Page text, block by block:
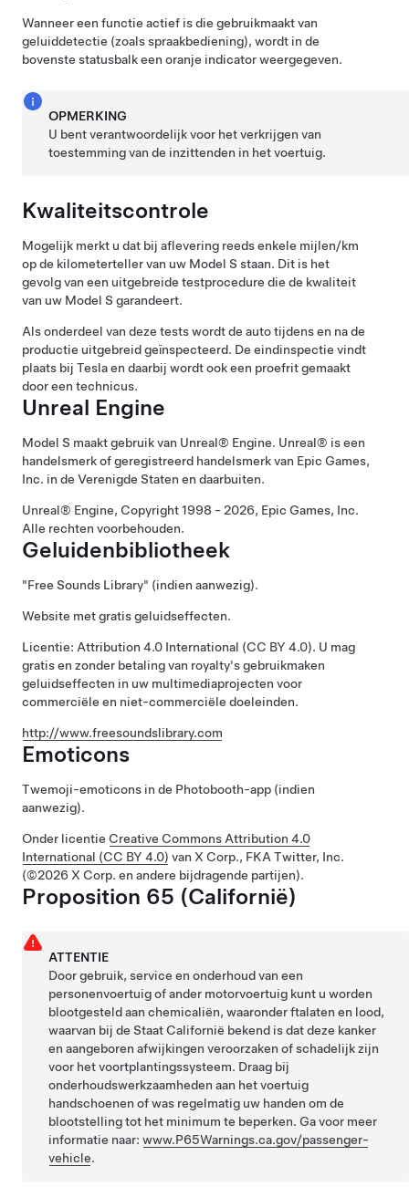
Wanneer een functie actief is die gebruikmaakt van
geluiddetectie (zoals spraakbediening), wordt in de
bovenste statusbalk een oranje indicator weergegeven.
OPMERKING
U bent verantwoordelijk voor het verkrijgen van
toestemming van de inzittenden in het voertuig.
Kwaliteitscontrole
Mogelijk merkt u dat bij aflevering reeds enkele mijlen/km
op de kilometerteller van uw Model S staan. Dit is het
gevolg van een uitgebreide testprocedure die de kwaliteit
van uw Model S garandeert.
Als onderdeel van deze tests wordt de auto tijdens en na de
productie uitgebreid geïnspecteerd. De eindinspectie vindt
plaats bij Tesla en daarbij wordt ook een proefrit gemaakt
door een technicus.
Unreal Engine
Model S maakt gebruik van Unreal® Engine. Unreal® is een
handelsmerk of geregistreerd handelsmerk van Epic Games,
Inc. in de Verenigde Staten en daarbuiten.
Unreal® Engine, Copyright 1998 - 2026, Epic Games, Inc.
Alle rechten voorbehouden.
Geluidenbibliotheek
"Free Sounds Library" (indien aanwezig).
Website met gratis geluidseffecten.
Licentie: Attribution 4.0 International (CC BY 4.0). U mag
gratis en zonder betaling van royalty's gebruikmaken
geluidseffecten in uw multimediaprojecten voor
commerciële en niet-commerciële doeleinden.
http://www.freesoundslibrary.com
Emoticons
Twemoji-emoticons in de Photobooth-app (indien
aanwezig).
Onder licentie Creative Commons Attribution 4.0
International (CC BY 4.0) van X Corp., FKA Twitter, Inc.
(©2026 X Corp. en andere bijdragende partijen).
Proposition 65 (Californië)
ATTENTIE
Door gebruik, service en onderhoud van een
personenvoertuig of ander motorvoertuig kunt u worden
blootgesteld aan chemicaliën, waaronder ftalaten en lood,
waarvan bij de Staat Californië bekend is dat deze kanker
en aangeboren afwijkingen veroorzaken of schadelijk zijn
voor het voortplantingssysteem. Draag bij
onderhoudswerkzaamheden aan het voertuig
handschoenen of was regelmatig uw handen om de
blootstelling tot het minimum te beperken. Ga voor meer
informatie naar:www.P65Warnings.ca.gov/passenger-
vehicle.